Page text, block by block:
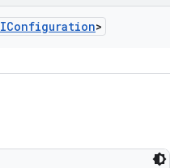
IConfiguration>